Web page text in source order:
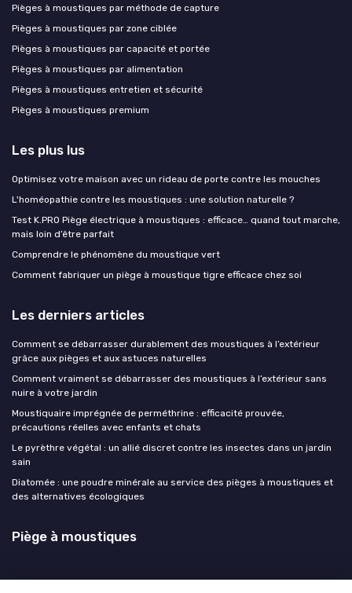
Pièges à moustiques par méthode de capture
Pièges à moustiques par zone ciblée
Pièges à moustiques par capacité et portée
Pièges à moustiques par alimentation
Pièges à moustiques entretien et sécurité
Pièges à moustiques premium
Les plus lus
Optimisez votre maison avec un rideau de porte contre les mouches
L'homéopathie contre les moustiques : une solution naturelle ?
Test K.PRO Piège électrique à moustiques : efficace… quand tout marche,
mais loin d’être parfait
Comprendre le phénomène du moustique vert
Comment fabriquer un piège à moustique tigre efficace chez soi
Les derniers articles
Comment se débarrasser durablement des moustiques à l’extérieur
grâce aux pièges et aux astuces naturelles
Comment vraiment se débarrasser des moustiques à l’extérieur sans
nuire à votre jardin
Moustiquaire imprégnée de perméthrine : efficacité prouvée,
précautions réelles avec enfants et chats
Le pyrèthre végétal : un allié discret contre les insectes dans un jardin
sain
Diatomée : une poudre minérale au service des pièges à moustiques et
des alternatives écologiques
Piège à moustiques